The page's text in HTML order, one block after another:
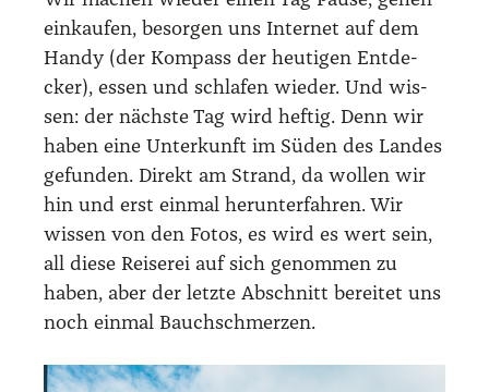
ein­kau­fen, besor­gen uns Inter­net auf dem
Han­dy (der Kom­pass der heu­ti­gen Ent­de­
cker), essen und schla­fen wie­der. Und wis­
sen: der nächs­te Tag wird hef­tig. Denn wir
haben eine Unter­kunft im Süden des Lan­des
gefun­den. Direkt am Strand, da wol­len wir
hin und erst ein­mal her­un­ter­fah­ren. Wir
wis­sen von den Fotos, es wird es wert sein,
all die­se Rei­se­rei auf sich genom­men zu
haben, aber der letz­te Abschnitt berei­tet uns
noch ein­mal Bauch­schmer­zen.